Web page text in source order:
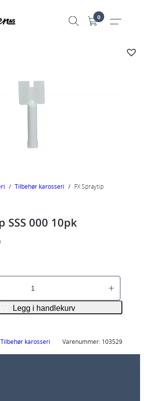
0
/ Tilbehør karosseri / FX Spraytip
SSS 000 10pk
Legg i handlekurv
Tilbehør karosseri Varenummer: 103529